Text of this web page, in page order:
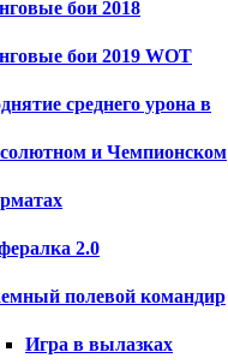
бои 2018
бои 2019 WOT
среднего урона в
и Чемпионском
2.0
полевой командир
Игра в вылазках